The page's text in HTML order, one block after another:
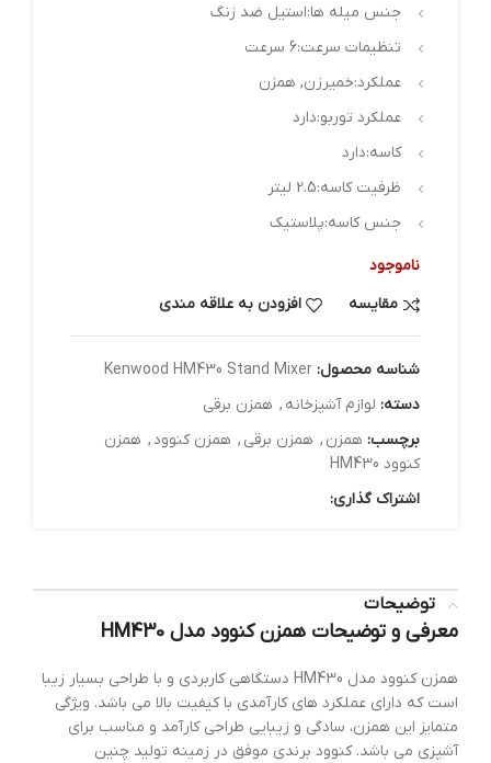
جنس میله ها:استیل ضد زنگ
تنظیمات سرعت:6 سرعت
عملکرد:خمیرزن, همزن
عملکرد توربو:دارد
کاسه:دارد
ظرفیت کاسه:2.5 لیتر
جنس کاسه:پلاستیک
ناموجود
مقایسه
افزودن به علاقه مندی
شناسه محصول: Kenwood HM430 Stand Mixer
دسته: لوازم آشپزخانه , همزن برقی
برچسب: همزن , همزن برقی , همزن کنوود, همزن
کنوود HM430
اشتراک گذاری:
توضیحات
معرفی و توضیحات همزن کنوود مدل HM430
همزن کنوود مدل HM430 دستگاهی کاربردی و با طراحی بسیار زیبا
است که دارای عملکرد های کارآمدی با کیفیت بالا می باشد. ویژگی
متمایز این همزن، سادگی و زیبایی طراحی کارآمد و مناسب برای
آشپزی می باشد. کنوود برندی موفق در زمینه تولید چنین